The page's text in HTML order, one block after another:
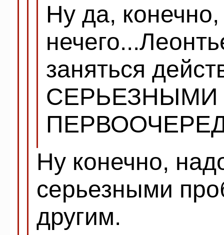
Ну да,
заняться
СЕРЬЕЗНЫМИ
Ну конечно,
серьезными
другим.